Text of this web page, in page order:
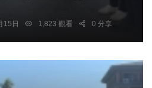
15日 1,823 觀看 0 分享